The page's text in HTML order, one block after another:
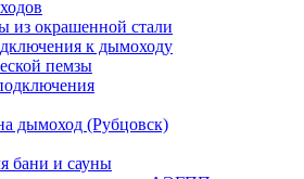
из окрашенной стали
к дымоходу
пемзы
дымоход (Рубцовск)
бани и сауны